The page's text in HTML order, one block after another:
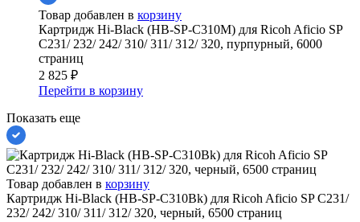
Товар добавлен в корзину
Картридж Hi-Black (HB-SP-C310M) для Ricoh Aficio SP
C231/ 232/ 242/ 310/ 311/ 312/ 320, пурпурный, 6000
страниц
2 825 ₽
Перейти в корзину
Показать еще
Товар добавлен в корзину
Картридж Hi-Black (HB-SP-C310Bk) для Ricoh Aficio SP C231/
232/ 242/ 310/ 311/ 312/ 320, черный, 6500 страниц